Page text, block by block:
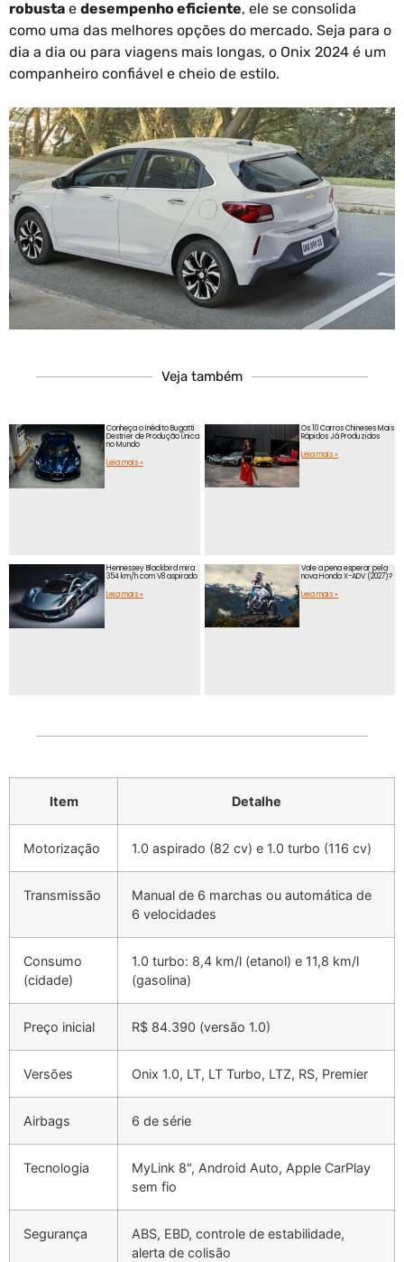
robusta e desempenho eficiente, ele se consolida
como uma das melhores opções do mercado. Seja para o
dia a dia ou para viagens mais longas, o Onix 2024 é um
companheiro confiável e cheio de estilo.
Veja também
Conheça o Inédito Bugatti
Destrier de Produção Única
no Mundo
Leia mais »
Os 10 Carros Chineses Mais
Rápidos Já Produzidos
Leia mais »
Hennessey Blackbird mira
354 km/h com V8 aspirado
Leia mais »
Vale a pena esperar pela
nova Honda X-ADV (2027)?
Leia mais »
Item Detalhe
Motorização 1.0 aspirado (82 cv) e 1.0 turbo (116 cv)
Transmissão
Manual de 6 marchas ou automática de
6 velocidades
Consumo
(cidade)
1.0 turbo: 8,4 km/l (etanol) e 11,8 km/l
(gasolina)
Preço inicial R$ 84.390 (versão 1.0)
Versões Onix 1.0, LT, LT Turbo, LTZ, RS, Premier
Airbags 6 de série
Tecnologia
MyLink 8", Android Auto, Apple CarPlay
sem fio
Segurança
ABS, EBD, controle de estabilidade,
alerta de colisão